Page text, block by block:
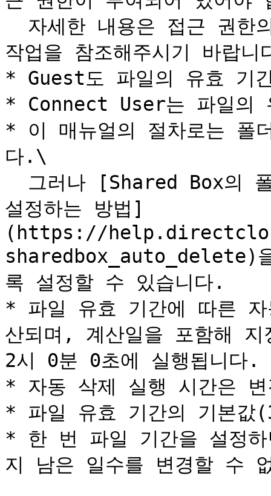
작업을 참조해주시기 바랍니
* Guest도 파일의 유효 기
* Connect User는 파일의
* 이 매뉴얼의 절차로는 폴
다.\
설정하는 방법]
(https://
sharedbox_auto_delete)
록 설정할 수 있습니다.
* 파일 유효 기간에 따른
산되며, 계산일을 포함해
2시 0분 0초에 실행됩니다.
* 자동 삭제 실행 시간은
* 파일 유효 기간의 기본값
* 한 번 파일 기간을 설정
지 남은 일수를 변경할 수